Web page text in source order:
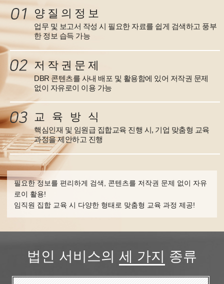
양 질 의 정 보
업무 및 보고서 작성 시 필요한 자료를 쉽게 검색하고 풍부
한 정보 습득 가능
저 작 권 문 제
DBR 콘텐츠를 사내 배포 및 활용함에 있어 저작권 문제
없이 자유로이 이용 가능
교 육 방 식
핵심인재 및 임원급 집합교육 진행 시, 기업 맞춤형 교육
과정을 제안하고 진행
필요한 정보를 편리하게 검색, 콘텐츠를 저작권 문제 없이 자유
로이 활용!
임직원 집합 교육 시 다양한 형태로 맞춤형 교육 과정 제공!
법인 서비스의 세 가지 종류